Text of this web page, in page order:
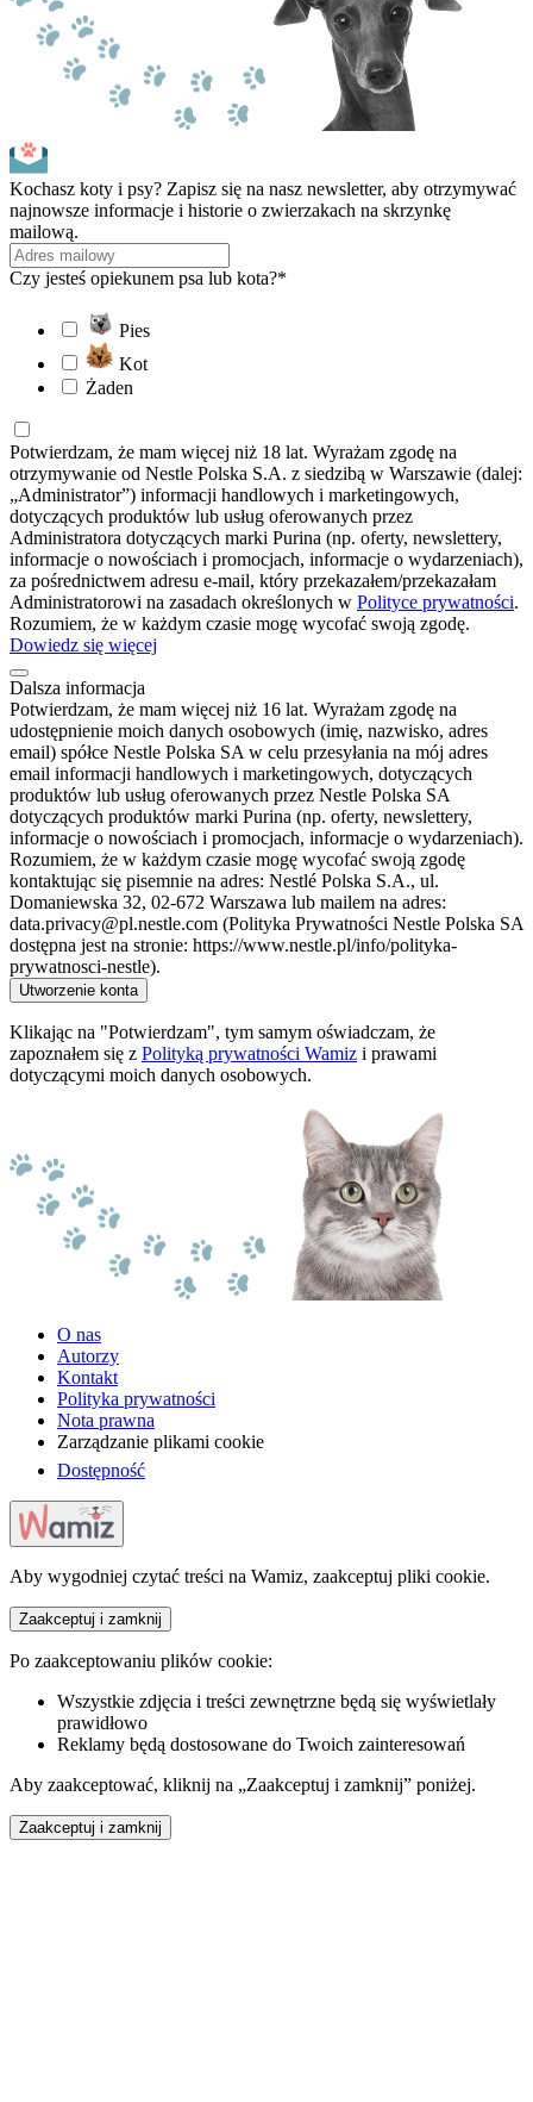
Kochasz koty i psy? Zapisz się na nasz newsletter, aby otrzymywać
najnowsze informacje i historie o zwierzakach na skrzynkę
mailową.
Czy jesteś opiekunem psa lub kota?*
Pies
Kot
Żaden
Potwierdzam, że mam więcej niż 18 lat. Wyrażam zgodę na
otrzymywanie od Nestle Polska S.A. z siedzibą w Warszawie (dalej:
„Administrator”) informacji handlowych i marketingowych,
dotyczących produktów lub usług oferowanych przez
Administratora dotyczących marki Purina (np. oferty, newslettery,
informacje o nowościach i promocjach, informacje o wydarzeniach),
za pośrednictwem adresu e-mail, który przekazałem/przekazałam
Administratorowi na zasadach określonych w Polityce prywatności.
Rozumiem, że w każdym czasie mogę wycofać swoją zgodę.
Dowiedz się więcej
Dalsza informacja
Potwierdzam, że mam więcej niż 16 lat. Wyrażam zgodę na
udostępnienie moich danych osobowych (imię, nazwisko, adres
email) spółce Nestle Polska SA w celu przesyłania na mój adres
email informacji handlowych i marketingowych, dotyczących
produktów lub usług oferowanych przez Nestle Polska SA
dotyczących produktów marki Purina (np. oferty, newslettery,
informacje o nowościach i promocjach, informacje o wydarzeniach).
Rozumiem, że w każdym czasie mogę wycofać swoją zgodę
kontaktując się pisemnie na adres: Nestlé Polska S.A., ul.
Domaniewska 32, 02-672 Warszawa lub mailem na adres:
data.privacy@pl.nestle.com (Polityka Prywatności Nestle Polska SA
dostępna jest na stronie: https://www.nestle.pl/info/polityka-
prywatnosci-nestle).
Utworzenie konta
Klikając na "Potwierdzam", tym samym oświadczam, że
zapoznałem się z Polityką prywatności Wamiz i prawami
dotyczącymi moich danych osobowych.
O nas
Autorzy
Kontakt
Polityka prywatności
Nota prawna
Zarządzanie plikami cookie
Dostępność
Aby wygodniej czytać treści na Wamiz, zaakceptuj pliki cookie.
Zaakceptuj i zamknij
Po zaakceptowaniu plików cookie:
Wszystkie zdjęcia i treści zewnętrzne będą się wyświetlały
prawidłowo
Reklamy będą dostosowane do Twoich zainteresowań
Aby zaakceptować, kliknij na „Zaakceptuj i zamknij” poniżej.
Zaakceptuj i zamknij